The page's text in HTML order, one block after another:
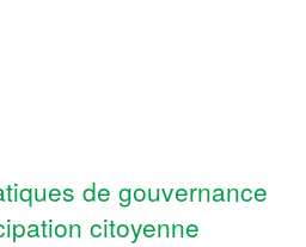
de gouvernance
citoyenne